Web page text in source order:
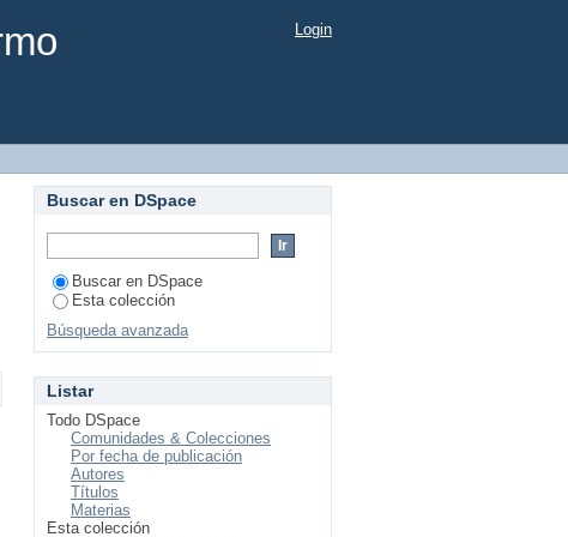
Login
Buscar en DSpace
Buscar en DSpace
Esta colección
Búsqueda avanzada
Listar
Todo DSpace
Comunidades & Colecciones
Por fecha de publicación
Autores
Títulos
Materias
Esta colección